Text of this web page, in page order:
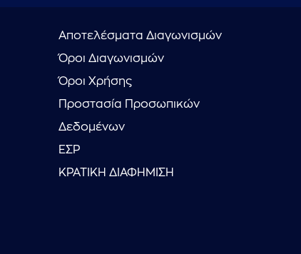
Αποτελέσματα Διαγωνισμών
Όροι Διαγωνισμών
Όροι Χρήσης
Προστασία Προσωπικών
Δεδομένων
ΕΣΡ
ΚΡΑΤΙΚΗ ΔΙΑΦΗΜΙΣΗ